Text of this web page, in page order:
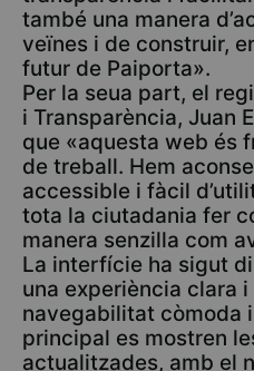
també una manera
veïnes i de construir,
futur de Paiporta».
Per la seua part, el
i Transparència, Juan
que «aquesta web és
de treball. Hem
accessible i fàcil
tota la ciutadania fer
manera senzilla com
La interfície ha sigut
una experiència clara
navegabilitat còmoda
principal es mostren
actualitzades, amb el